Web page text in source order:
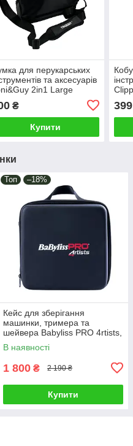
для перукарських
та аксесуарів
2in1 Large
₴
Купити
399
Топ –18%
Кейс для зберігання
машинки, тримера та
шейвера Babyliss PRO 4rtists,
чорний (FXCFXCASE3E)
В наявності
1 800 ₴ 2 190 ₴
Купити